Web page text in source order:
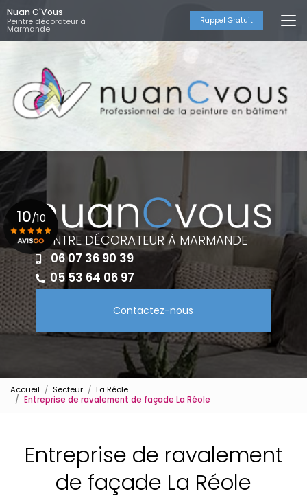
Aller
au
contenu
principal
Nuan C'Vous
Peintre décorateur à
Marmande
Rappel Gratuit
PEINTRE DÉCORATEUR À MARMANDE
06 07 36 90 39
05 53 64 06 97
Contactez-nous
10/10
Voir le certificat
Accueil Secteur
La Réole
Entreprise de ravalement de façade La Réole
Entreprise de ravalement
de façade La Réole